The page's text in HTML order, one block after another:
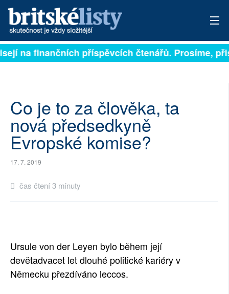
PŘIHLÁSIT
ARCHIV
ROZHOVORY
TÉMATA
SOCIÁLNÍ SÍTĚ
RUBRIKY
na finančních příspěvcích čtenářů. Prosíme,
Co je to za člověka, ta
nová předsedkyně
Evropské komise?
17. 7. 2019
čas čtení 3 minuty
Ursule von der Leyen bylo během její
devětadvacet let dlouhé politické kariéry v
Německu přezdíváno leccos.